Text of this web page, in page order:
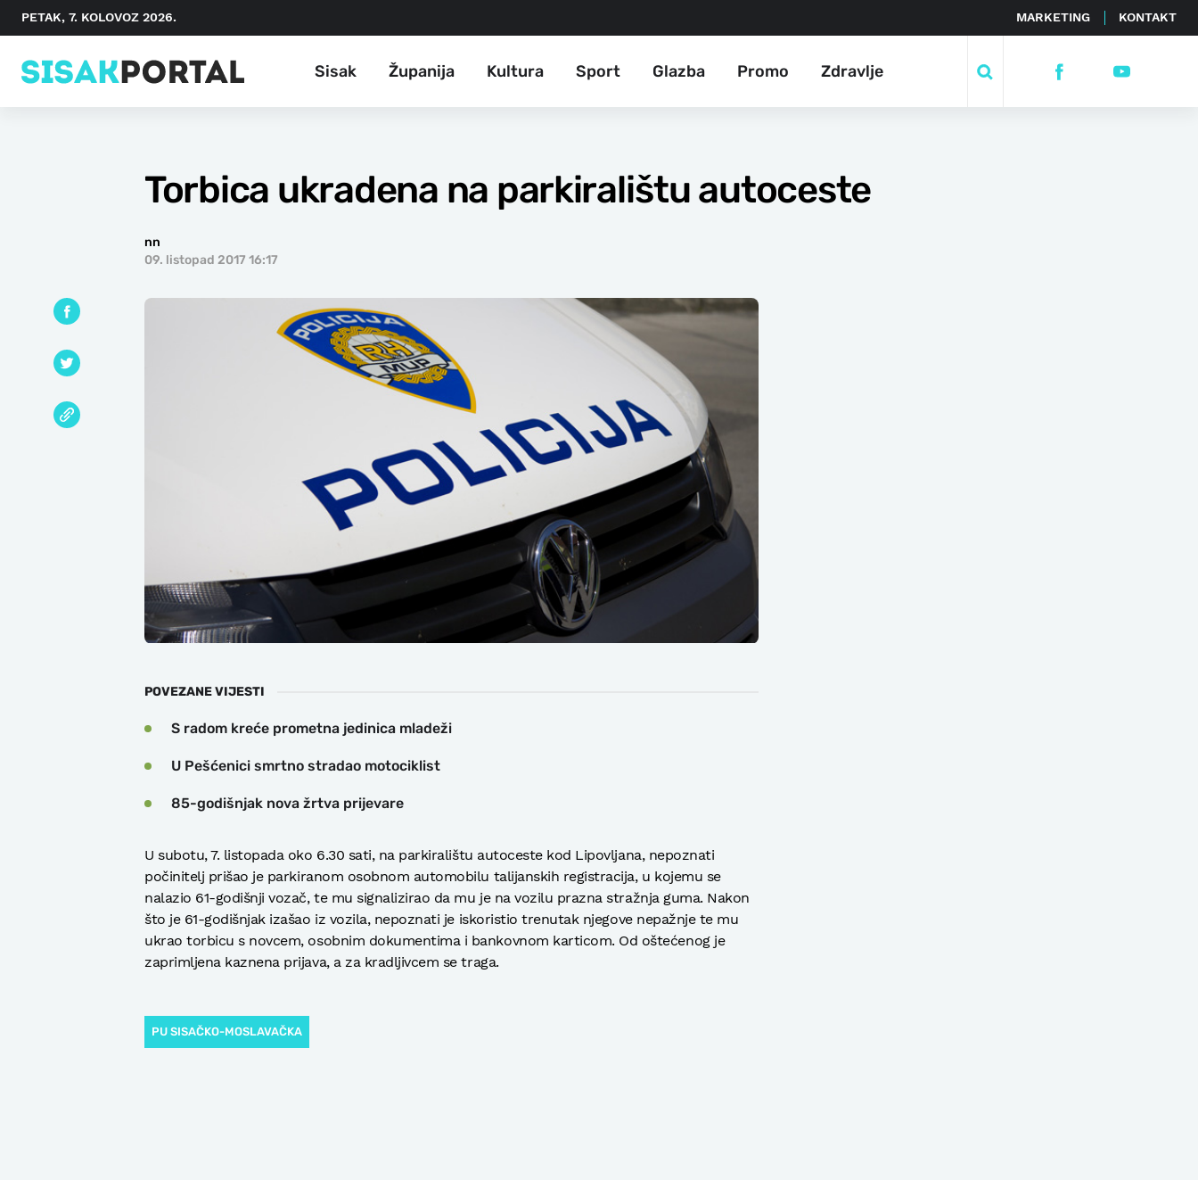
PETAK, 7. KOLOVOZ 2026. MARKETING KONTAKT
Sisak Županija Kultura Sport Glazba Promo Zdravlje
Torbica ukradena na parkiralištu autoceste
nn
09. listopad 2017 16:17
POVEZANE VIJESTI
S radom kreće prometna jedinica mladeži
U Pešćenici smrtno stradao motociklist
85-godišnjak nova žrtva prijevare
U subotu, 7. listopada oko 6.30 sati, na parkiralištu autoceste kod Lipovljana, nepoznati
počinitelj prišao je parkiranom osobnom automobilu talijanskih registracija, u kojemu se
nalazio 61-godišnji vozač, te mu signalizirao da mu je na vozilu prazna stražnja guma. Nakon
što je 61-godišnjak izašao iz vozila, nepoznati je iskoristio trenutak njegove nepažnje te mu
ukrao torbicu s novcem, osobnim dokumentima i bankovnom karticom. Od oštećenog je
zaprimljena kaznena prijava, a za kradljivcem se traga.
PU SISAČKO-MOSLAVAČKA